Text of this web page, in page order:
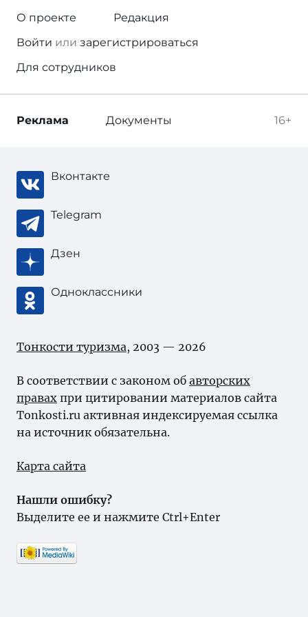
О проекте
Редакция
Войти или зарегистрироваться
Для сотрудников
16+
Реклама Документы
Вконтакте
Telegram
Дзен
Одноклассники
Тонкости туризма, 2003 — 2026
В соответствии с законом об авторских
правах при цитировании материалов сайта
Tonkosti.ru активная индексируемая ссылка
на источник обязательна.
Карта сайта
Нашли ошибку?
Выделите ее и нажмите Ctrl+Enter